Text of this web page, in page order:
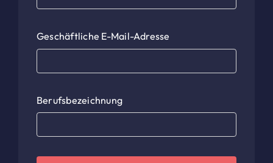
Geschäftliche E-Mail-Adresse
Berufsbezeichnung